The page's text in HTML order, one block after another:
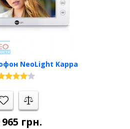
NeoLight Kappa
грн.